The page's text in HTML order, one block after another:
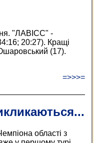
"ЛАВІСС" -
20:27). Кращі
(17).
=>>>=
області з